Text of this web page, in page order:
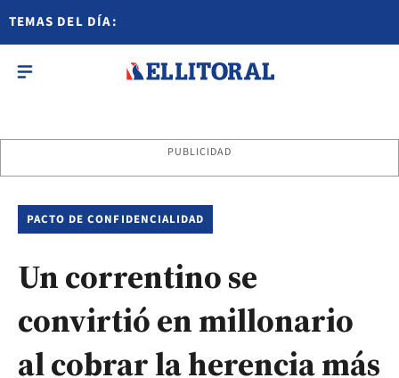
TEMAS DEL DÍA:
PUBLICIDAD
PACTO DE CONFIDENCIALIDAD
Un correntino se
convirtió en millonario
al cobrar la herencia más